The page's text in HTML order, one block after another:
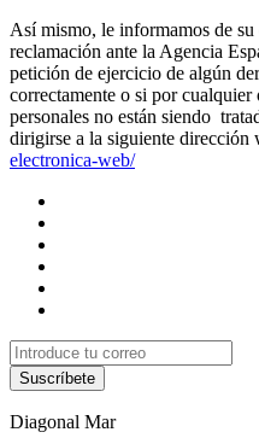
Así mismo, le informamos de su
reclamación ante la Agencia
petición de ejercicio de algún
correctamente o si por
personales no están siendo
dirigirse a la siguiente dirección
electronica-web/
Suscríbete
Diagonal Mar